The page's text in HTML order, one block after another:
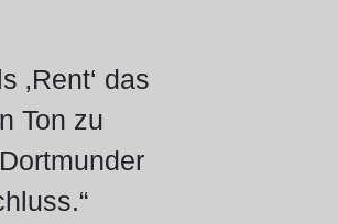
‚Rent‘ das
Ton zu